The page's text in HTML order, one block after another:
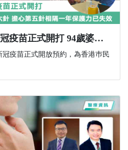
新一代復必泰XBB新冠疫苗正式開打 94歲婆婆在女兒陪同下打第六針 擔心第五針相隔一年保護力已失效
疫苗正式開放預約，為香港巿民